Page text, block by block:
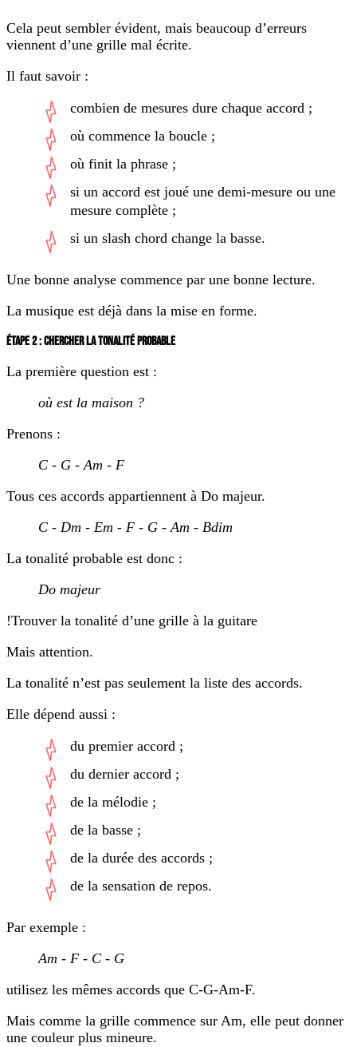
Cela peut sembler évident, mais beaucoup d’erreurs
viennent d’une grille mal écrite.
Il faut savoir :
combien de mesures dure chaque accord ;
où commence la boucle ;
où finit la phrase ;
si un accord est joué une demi-mesure ou une
mesure complète ;
si un slash chord change la basse.
Une bonne analyse commence par une bonne lecture.
La musique est déjà dans la mise en forme.
ÉTAPE 2 : CHERCHER LA TONALITÉ PROBABLE
La première question est :
où est la maison ?
Prenons :
C - G - Am - F
Tous ces accords appartiennent à Do majeur.
C - Dm - Em - F - G - Am - Bdim
La tonalité probable est donc :
Do majeur
!Trouver la tonalité d’une grille à la guitare
Mais attention.
La tonalité n’est pas seulement la liste des accords.
Elle dépend aussi :
du premier accord ;
du dernier accord ;
de la mélodie ;
de la basse ;
de la durée des accords ;
de la sensation de repos.
Par exemple :
Am - F - C - G
utilisez les mêmes accords que C-G-Am-F.
Mais comme la grille commence sur Am, elle peut donner
une couleur plus mineure.